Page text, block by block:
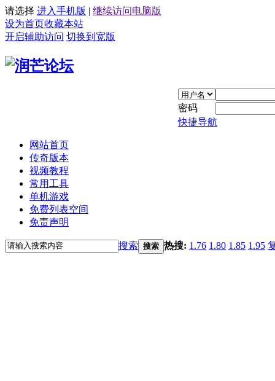
请选择 进入手机版 | 继续访问电脑版
设为首页收藏本站
开启辅助访问 切换到宽版
密码
快捷导航
网站首页
传奇版本
视频教程
常用工具
单机游戏
免费列表空间
免责声明
搜索 搜索 热搜: 1.76 1.80 1.85 1.95